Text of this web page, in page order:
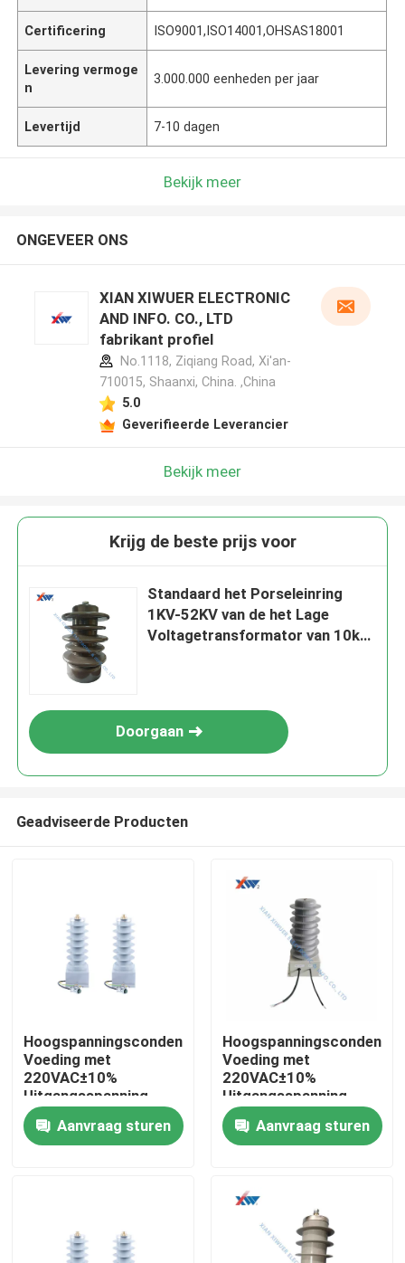
Huis
VR-show
Certificering ISO9001,ISO14001,OHSAS18001
Levering vermoge
n
3.000.000 eenheden per jaar
Levertijd 7-10 dagen
Bekijk meer
ONGEVEER ONS
XIAN XIWUER ELECTRONIC
AND INFO. CO., LTD
fabrikant profiel
No.1118, Ziqiang Road, Xi'an-
710015, Shaanxi, China. ,China
5.0
Geverifieerde Leverancier
Bekijk meer
Krijg de beste prijs voor
Standaard het Porseleinring
1KV-52KV van de het Lage
Voltagetransformator van 10kV
Doorgaan
Geadviseerde Producten
Hoogspanningscondensator
Voeding met
220VAC±10%
Uitgangsspanning
IP67 Waterdicht
Niveau en Isolerende
Hars Potting voor
Aanvraag sturen
Voeding met
220VAC±10%
Uitgangsspanning,
IP67 Waterdichtheid
en Isolatiehars
Gietwerk
Aanvraag sturen